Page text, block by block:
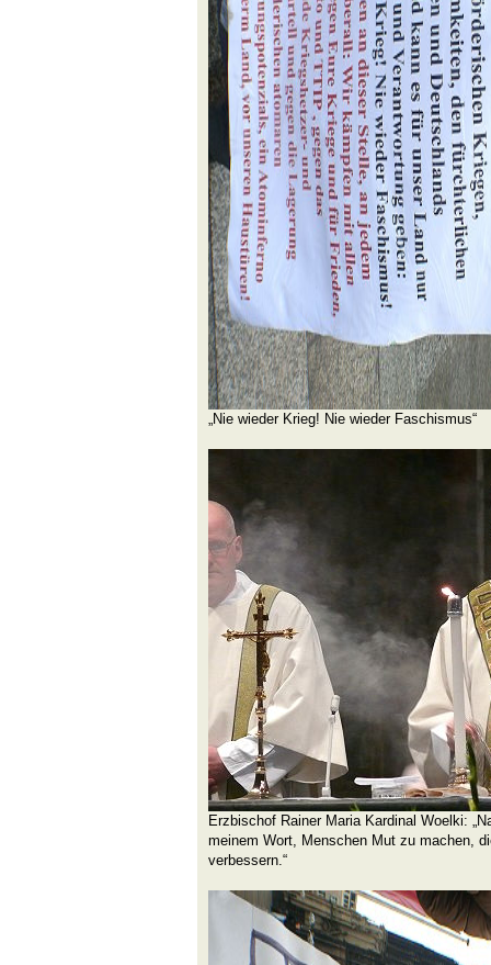
„Nie wieder Krieg! Nie wieder Faschismus“
Erzbischof Rainer Maria Kardinal Woelki:
meinem Wort, Menschen Mut zu machen,
verbessern.“